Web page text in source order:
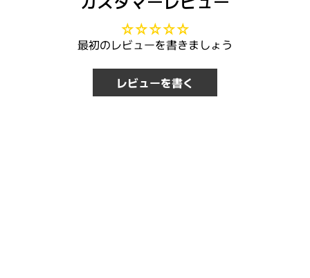
最初のレビューを書きましょう
レビューを書く